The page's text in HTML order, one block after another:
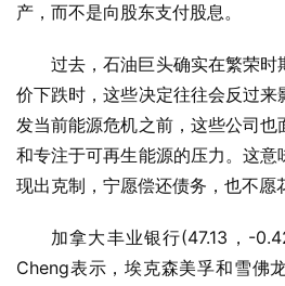
产，而不是向股东支付股息。
过去，石油巨头确实在繁荣时
价下跌时，这些决定往往会反过来
发当前能源危机之前，这些公司也
和专注于可再生能源的压力。这意
现出克制，宁愿偿还债务，也不愿
加拿大丰业银行(47.13，-
Cheng表示，埃克森美孚和雪佛